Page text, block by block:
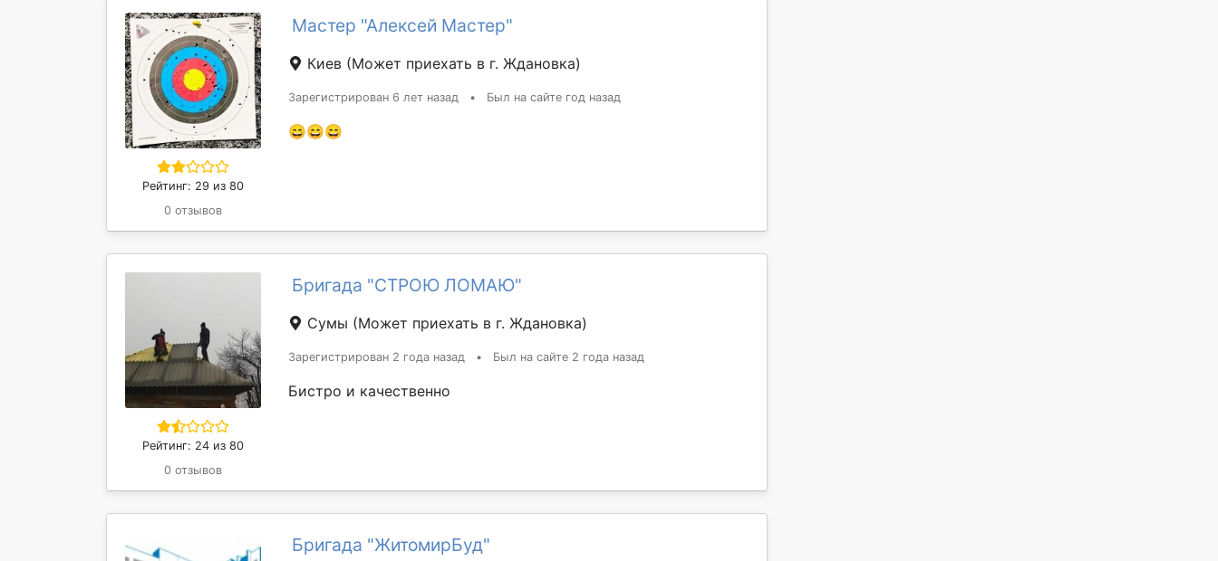
Рейтинг: 29 из 80
0 отзывов
Мастер "Алексей Мастер"
Киев (Может приехать в г. Ждановка)
Зарегистрирован 6 лет назад • Был на сайте год назад
😄😄😄
Рейтинг: 24 из 80
0 отзывов
Бригада "СТРОЮ ЛОМАЮ"
Сумы (Может приехать в г. Ждановка)
Зарегистрирован 2 года назад • Был на сайте 2 года назад
Бистро и качественно
Бригада "ЖитомирБуд"